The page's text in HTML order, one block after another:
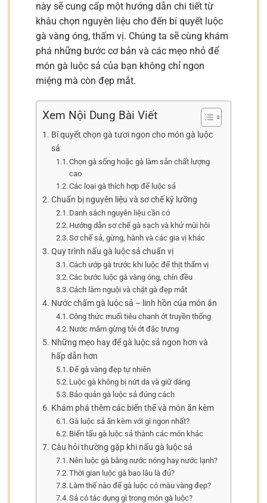
này sẽ cung cấp một hướng dẫn chi tiết từ
khâu chọn nguyên liệu cho đến bí quyết luộc
gà vàng óng, thấm vị. Chúng ta sẽ cùng khám
phá những bước cơ bản và các mẹo nhỏ để
món gà luộc sả của bạn không chỉ ngon
miệng mà còn đẹp mắt.
Xem Nội Dung Bài Viết
Bí quyết chọn gà tươi ngon cho món gà luộc
sả
Chọn gà sống hoặc gà làm sẵn chất lượng
cao
Các loại gà thích hợp để luộc sả
Chuẩn bị nguyên liệu và sơ chế kỹ lưỡng
Danh sách nguyên liệu cần có
Hướng dẫn sơ chế gà sạch và khử mùi hôi
Sơ chế sả, gừng, hành và các gia vị khác
Quy trình nấu gà luộc sả chuẩn vị
Cách ướp gà trước khi luộc để thịt thấm vị
Các bước luộc gà vàng óng, chín đều
Cách làm nguội và chặt gà đẹp mắt
Nước chấm gà luộc sả – linh hồn của món ăn
Công thức muối tiêu chanh ớt truyền thống
Nước mắm gừng tỏi ớt đặc trưng
Những mẹo hay để gà luộc sả ngon hơn và
hấp dẫn hơn
Để gà vàng đẹp tự nhiên
Luộc gà không bị nứt da và giữ dáng
Bảo quản gà luộc sả đúng cách
Khám phá thêm các biến thể và món ăn kèm
Gà luộc sả ăn kèm với gì ngon nhất?
Biến tấu gà luộc sả thành các món khác
Câu hỏi thường gặp khi nấu gà luộc sả
Nên luộc gà bằng nước nóng hay nước lạnh?
Thời gian luộc gà bao lâu là đủ?
Làm thế nào để gà luộc có màu vàng đẹp?
Sả có tác dụng gì trong món gà luộc?